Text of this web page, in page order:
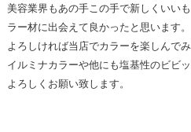
美容業界もあの手この手で新しくいい
ラー材に出会えて良かったと思います。
よろしければ当店でカラーを楽しんでみ
イルミナカラーや他にも塩基性のビビ
よろしくお願い致します。